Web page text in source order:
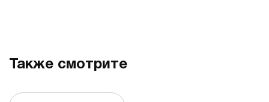
Также смотрите